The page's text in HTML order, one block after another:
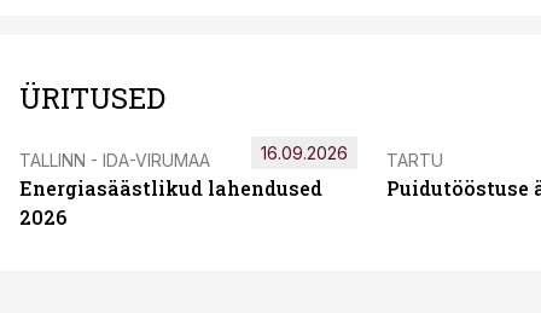
ÜRITUSED
TALLINN - IDA-VIRUMAA
Energiasäästlikud lahendused
2026
16.09.2026 TARTU
Puidutööstuse